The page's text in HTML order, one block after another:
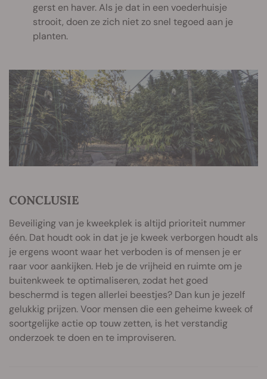
gerst en haver. Als je dat in een voederhuisje
strooit, doen ze zich niet zo snel tegoed aan je
planten.
CONCLUSIE
Beveiliging van je kweekplek is altijd prioriteit nummer
één. Dat houdt ook in dat je je kweek verborgen houdt als
je ergens woont waar het verboden is of mensen je er
raar voor aankijken. Heb je de vrijheid en ruimte om je
buitenkweek te optimaliseren, zodat het goed
beschermd is tegen allerlei beestjes? Dan kun je jezelf
gelukkig prijzen. Voor mensen die een geheime kweek of
soortgelijke actie op touw zetten, is het verstandig
onderzoek te doen en te improviseren.